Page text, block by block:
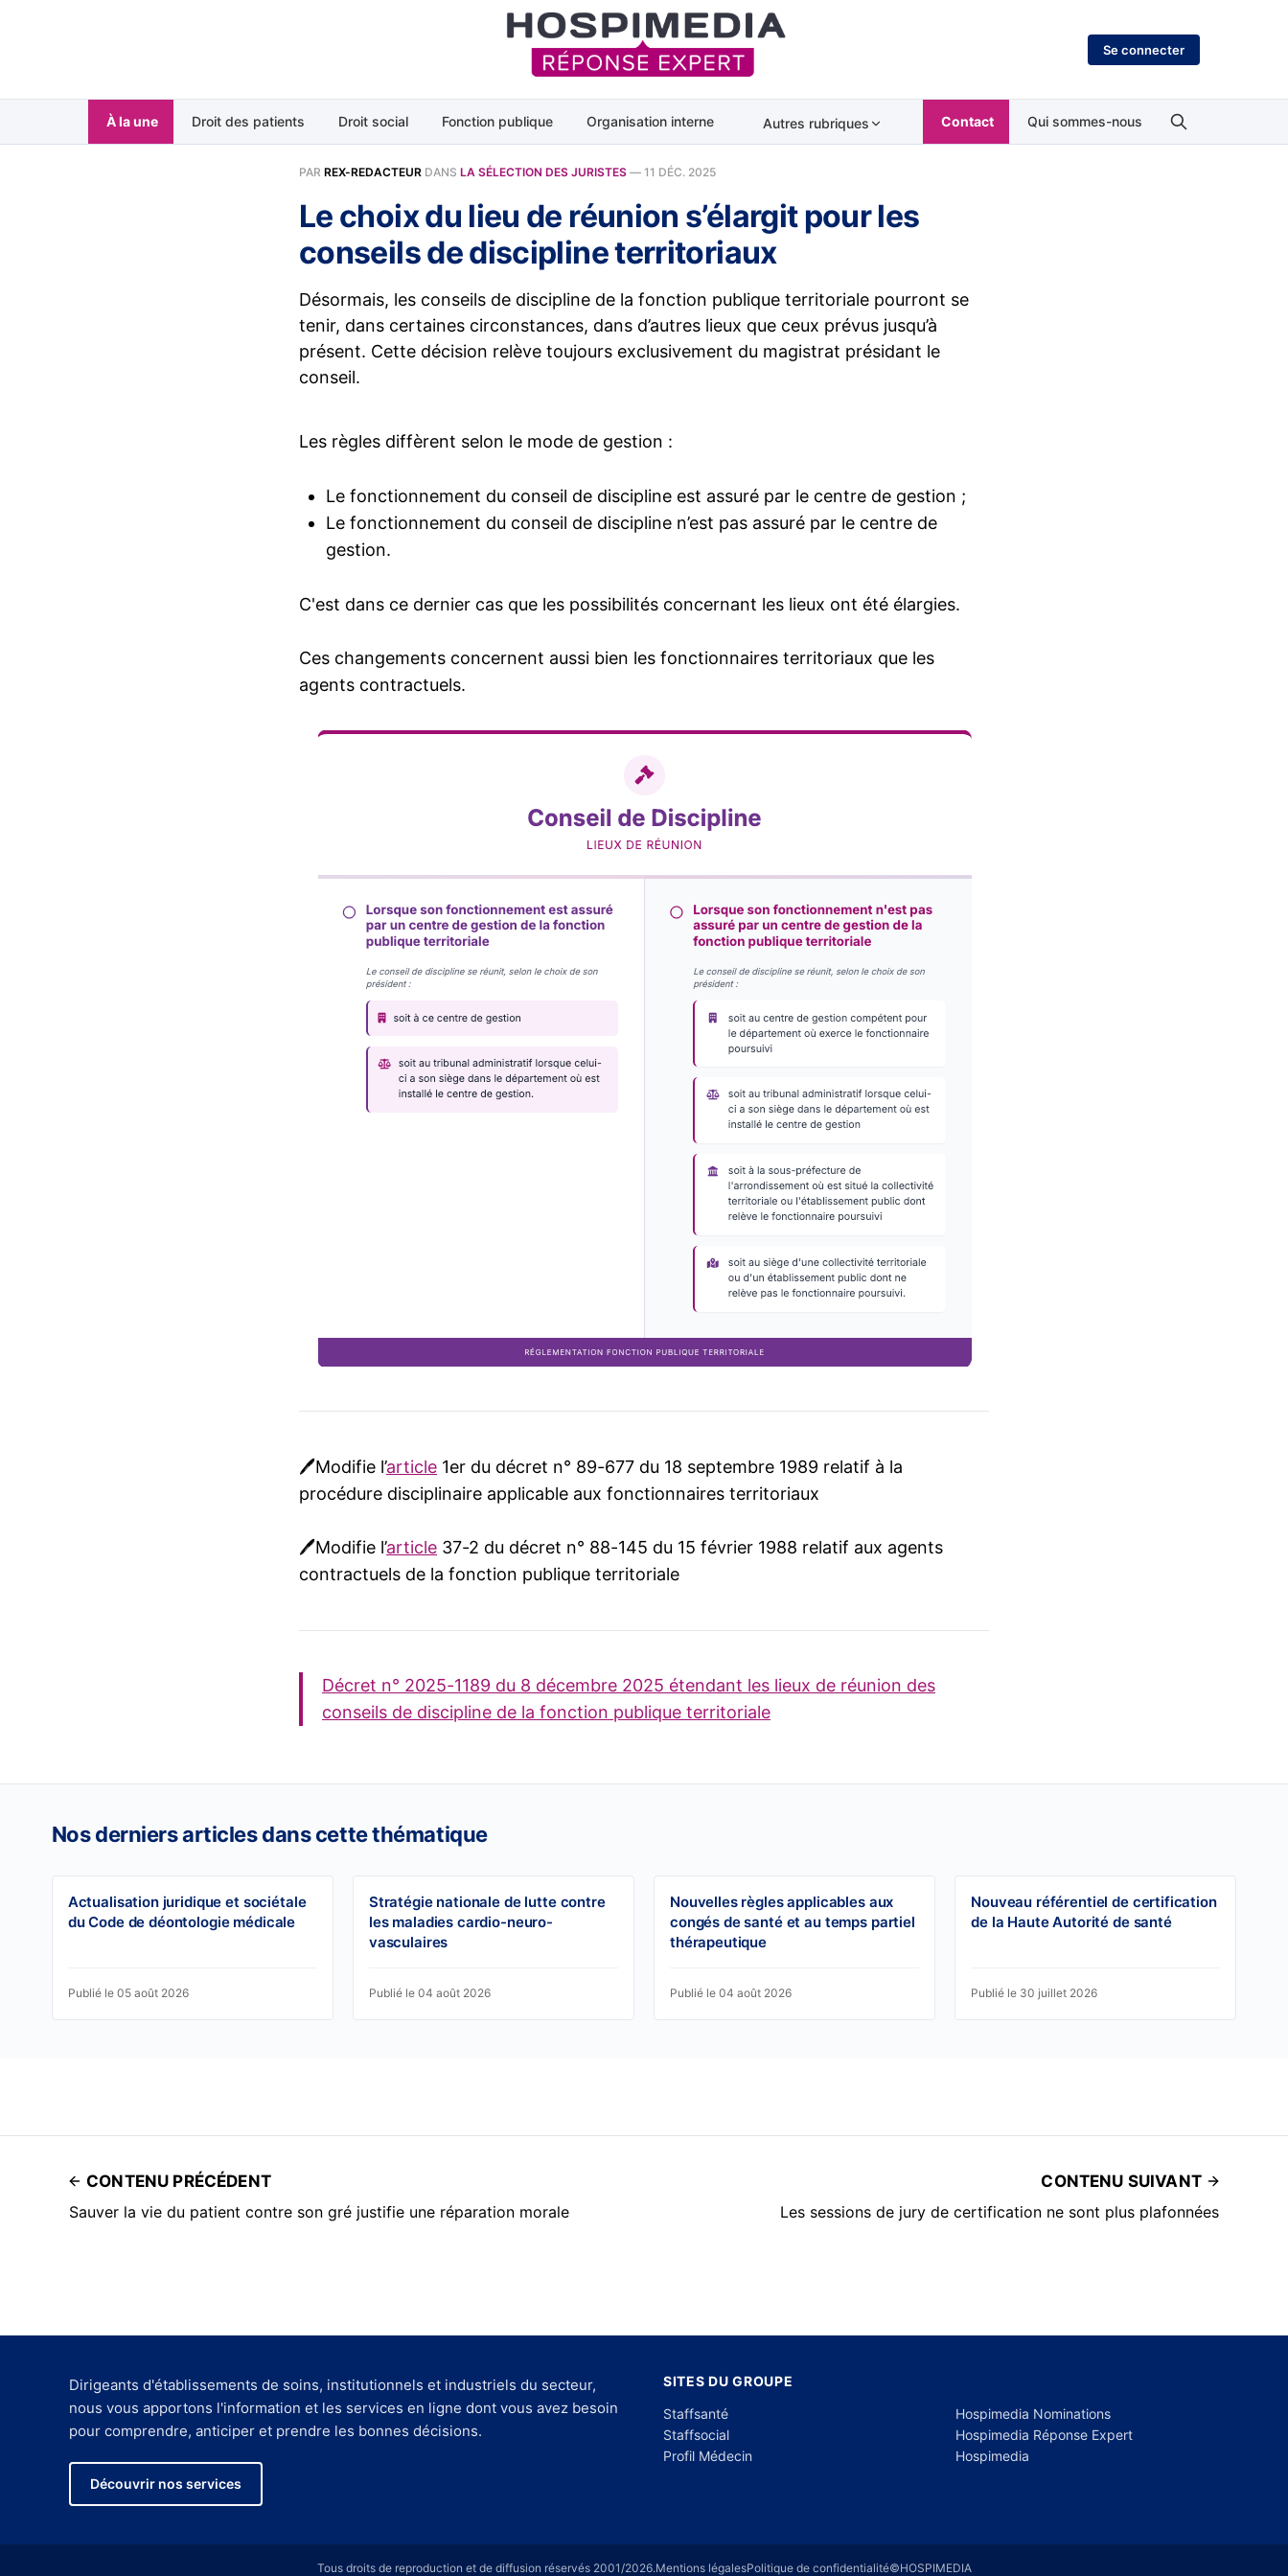
Se connecter
À la une Droit des patients Droit social Fonction publique Organisation interne Autres rubriques Contact Qui sommes-nous
PAR REX-REDACTEUR DANS LA SÉLECTION DES JURISTES — 11 DÉC. 2025
Le choix du lieu de réunion s’élargit pour les
conseils de discipline territoriaux
Désormais, les conseils de discipline de la fonction publique territoriale pourront se
tenir, dans certaines circonstances, dans d’autres lieux que ceux prévus jusqu’à
présent. Cette décision relève toujours exclusivement du magistrat présidant le
conseil.
Les règles diffèrent selon le mode de gestion :
Le fonctionnement du conseil de discipline est assuré par le centre de gestion ;
Le fonctionnement du conseil de discipline n’est pas assuré par le centre de
gestion.
C'est dans ce dernier cas que les possibilités concernant les lieux ont été élargies.
Ces changements concernent aussi bien les fonctionnaires territoriaux que les
agents contractuels.
🖊️Modifie l’article 1er du décret n° 89-677 du 18 septembre 1989 relatif à la
procédure disciplinaire applicable aux fonctionnaires territoriaux
🖊️Modifie l’article 37-2 du décret n° 88-145 du 15 février 1988 relatif aux agents
contractuels de la fonction publique territoriale
Décret n° 2025-1189 du 8 décembre 2025 étendant les lieux de réunion des
conseils de discipline de la fonction publique territoriale
Nos derniers articles dans cette thématique
Actualisation juridique et sociétale
du Code de déontologie médicale
Publié le 05 août 2026
Stratégie nationale de lutte contre
les maladies cardio-neuro-
vasculaires
Publié le 04 août 2026
Nouvelles règles applicables aux
congés de santé et au temps partiel
thérapeutique
Publié le 04 août 2026
Nouveau référentiel de certification
de la Haute Autorité de santé
Publié le 30 juillet 2026
CONTENU PRÉCÉDENT
Sauver la vie du patient contre son gré justifie une réparation morale
CONTENU SUIVANT
Les sessions de jury de certification ne sont plus plafonnées
Dirigeants d'établissements de soins, institutionnels et industriels du secteur,
nous vous apportons l'information et les services en ligne dont vous avez besoin
pour comprendre, anticiper et prendre les bonnes décisions.
Découvrir nos services
SITES DU GROUPE
Staffsanté
Staffsocial
Profil Médecin
Hospimedia Nominations
Hospimedia Réponse Expert
Hospimedia
Tous droits de reproduction et de diffusion réservés 2001/2026.Mentions légalesPolitique de confidentialité©HOSPIMEDIA